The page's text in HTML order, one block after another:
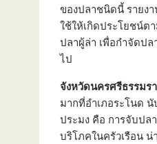
ของปลาชนิดนี้ รายง
ใช้ให้เกิดประโยชน์ต
ปลาผู้ล่า เพื่อกำจัดป
ไป
จังหวัดนครศรีธรรมร
มากที่อำเภอระโนด
ประมง คือ การจับปล
บริโภคในครัวเรือน